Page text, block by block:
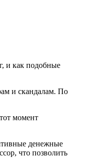
и как подобные
и скандалам. По
момент
денежные
что позволить